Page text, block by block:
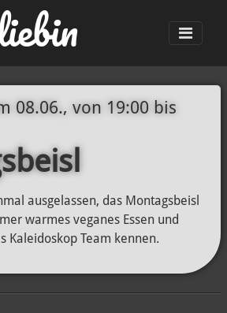
iebin
08.06., von 19:00 bis
ausgelassen, das Montagsbeisl
warmes veganes Essen und
Kaleidoskop Team kennen.